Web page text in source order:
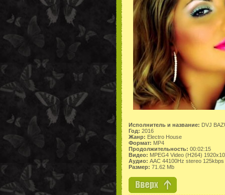
Исполнитель и название: DVJ
Год: 2016
Жанр: Electro House
Формат: MP4
Продолжительность: 00:02:15
Видео: MPEG4 Video (H264)
Аудио: AAC 44100Hz stereo 125kbps
Размер: 71.62 Mb